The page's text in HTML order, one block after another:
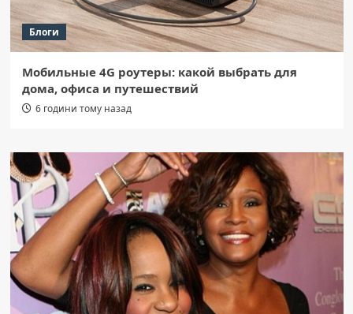
Блоги
Мобильные 4G роутеры: какой выбрать для
дома, офиса и путешествий
6 години тому назад